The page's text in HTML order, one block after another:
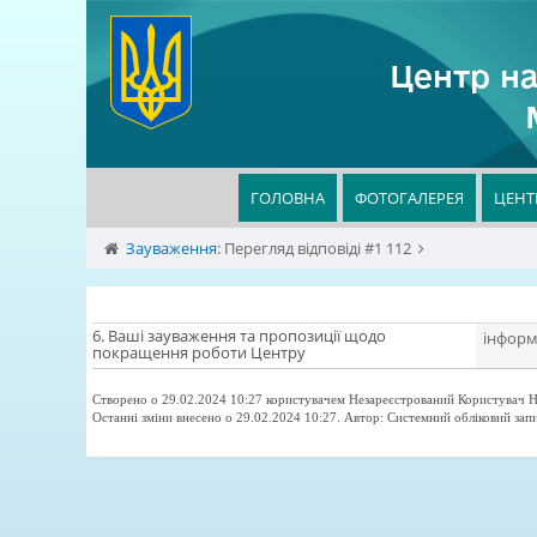
Центр
ГОЛОВНА ФОТОГАЛЕРЕЯ
Зауваження: Перегляд відповіді #1 112
6. Ваші зауваження та пропозиції щодо
покращення роботи Центру
Створено о 29.02.2024 10:27 користувачем Незареєстрований Користувач
Останні зміни внесено о 29.02.2024 10:27. Автор: Системний обліковий